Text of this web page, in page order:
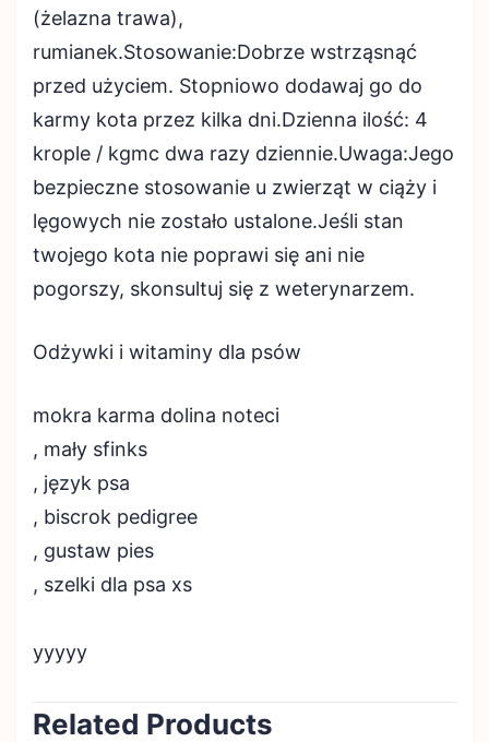
(żelazna trawa),
rumianek.Stosowanie:Dobrze wstrząsnąć
przed użyciem. Stopniowo dodawaj go do
karmy kota przez kilka dni.Dzienna ilość: 4
krople / kgmc dwa razy dziennie.Uwaga:Jego
bezpieczne stosowanie u zwierząt w ciąży i
lęgowych nie zostało ustalone.Jeśli stan
twojego kota nie poprawi się ani nie
pogorszy, skonsultuj się z weterynarzem.
Odżywki i witaminy dla psów
mokra karma dolina noteci
, mały sfinks
, język psa
, biscrok pedigree
, gustaw pies
, szelki dla psa xs
yyyyy
Related Products